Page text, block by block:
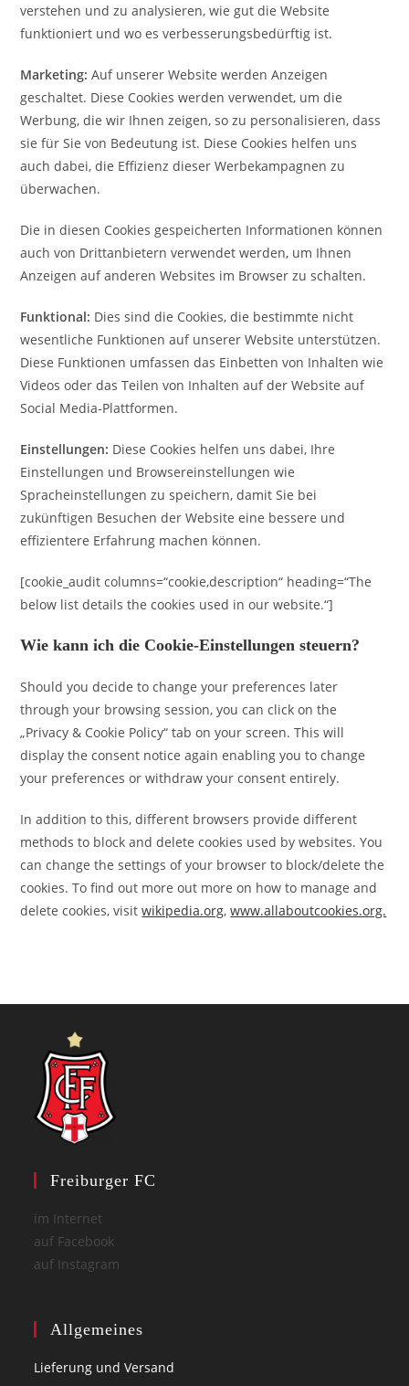
verstehen und zu analysieren, wie gut die Website
funktioniert und wo es verbesserungsbedürftig ist.
Marketing: Auf unserer Website werden Anzeigen
geschaltet. Diese Cookies werden verwendet, um die
Werbung, die wir Ihnen zeigen, so zu personalisieren, dass
sie für Sie von Bedeutung ist. Diese Cookies helfen uns
auch dabei, die Effizienz dieser Werbekampagnen zu
überwachen.
Die in diesen Cookies gespeicherten Informationen können
auch von Drittanbietern verwendet werden, um Ihnen
Anzeigen auf anderen Websites im Browser zu schalten.
Funktional: Dies sind die Cookies, die bestimmte nicht
wesentliche Funktionen auf unserer Website unterstützen.
Diese Funktionen umfassen das Einbetten von Inhalten wie
Videos oder das Teilen von Inhalten auf der Website auf
Social Media-Plattformen.
Einstellungen: Diese Cookies helfen uns dabei, Ihre
Einstellungen und Browsereinstellungen wie
Spracheinstellungen zu speichern, damit Sie bei
zukünftigen Besuchen der Website eine bessere und
effizientere Erfahrung machen können.
[cookie_audit columns=“cookie,description“ heading=“The
below list details the cookies used in our website.“]
Wie kann ich die Cookie-Einstellungen steuern?
Should you decide to change your preferences later
through your browsing session, you can click on the
„Privacy & Cookie Policy“ tab on your screen. This will
display the consent notice again enabling you to change
your preferences or withdraw your consent entirely.
In addition to this, different browsers provide different
methods to block and delete cookies used by websites. You
can change the settings of your browser to block/delete the
cookies. To find out more out more on how to manage and
delete cookies, visitwikipedia.org,www.allaboutcookies.org.
Freiburger FC
im Internet
auf Facebook
auf Instagram
Allgemeines
Lieferung und Versand